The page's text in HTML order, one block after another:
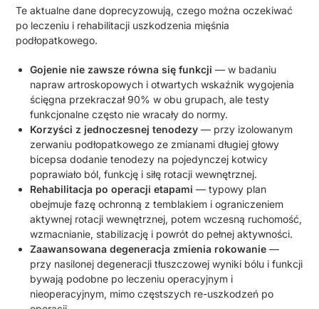
Te aktualne dane doprecyzowują, czego można oczekiwać
po leczeniu i rehabilitacji uszkodzenia mięśnia
podłopatkowego.
Gojenie nie zawsze równa się funkcji — w badaniu
napraw artroskopowych i otwartych wskaźnik wygojenia
ścięgna przekraczał 90% w obu grupach, ale testy
funkcjonalne często nie wracały do normy.
Korzyści z jednoczesnej tenodezy — przy izolowanym
zerwaniu podłopatkowego ze zmianami długiej głowy
bicepsa dodanie tenodezy na pojedynczej kotwicy
poprawiało ból, funkcję i siłę rotacji wewnętrznej.
Rehabilitacja po operacji etapami — typowy plan
obejmuje fazę ochronną z temblakiem i ograniczeniem
aktywnej rotacji wewnętrznej, potem wczesną ruchomość,
wzmacnianie, stabilizację i powrót do pełnej aktywności.
Zaawansowana degeneracja zmienia rokowanie —
przy nasilonej degeneracji tłuszczowej wyniki bólu i funkcji
bywają podobne po leczeniu operacyjnym i
nieoperacyjnym, mimo częstszych re-uszkodzeń po